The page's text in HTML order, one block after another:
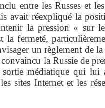
entre les Russes et
avait réexpliqué la
la pression « sur
la fermeté,
un règlement de
la Russie de
médiatique qui lui
sites Internet et les